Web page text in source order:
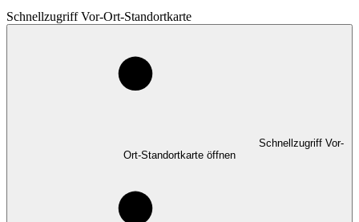
Schnellzugriff Vor-Ort-Standortkarte
Schnellzugriff Vor-
Ort-Standortkarte öffnen